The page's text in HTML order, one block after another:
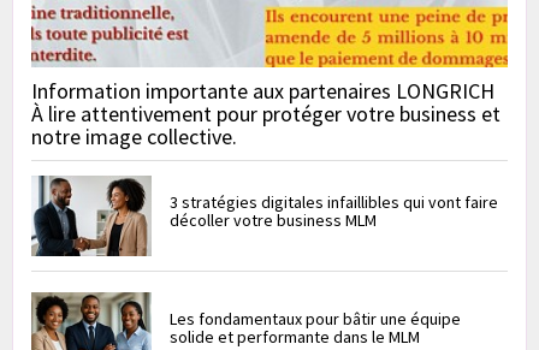
Information importante aux partenaires LONGRICH
À lire attentivement pour protéger votre business et
notre image collective.
3 stratégies digitales infaillibles qui vont faire
décoller votre business MLM
Les fondamentaux pour bâtir une équipe
solide et performante dans le MLM